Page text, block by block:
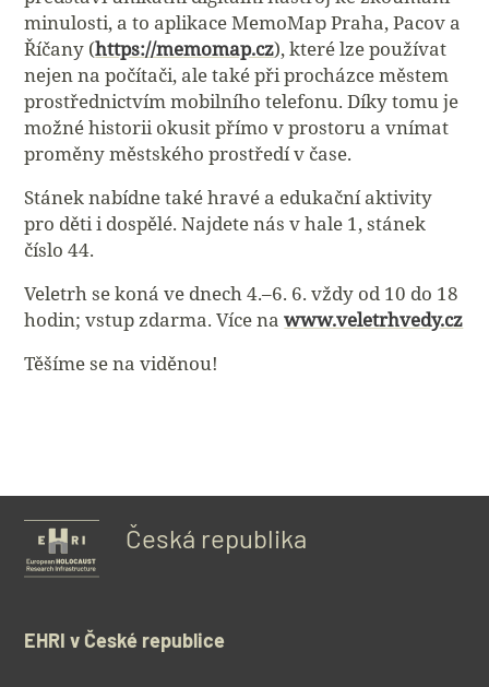
minulosti, a to aplikace MemoMap Praha, Pacov a
Říčany (https://memomap.cz), které lze používat
nejen na počítači, ale také při procházce městem
prostřednictvím mobilního telefonu. Díky tomu je
možné historii okusit přímo v prostoru a vnímat
proměny městského prostředí v čase.
Stánek nabídne také hravé a edukační aktivity
pro děti i dospělé. Najdete nás v hale 1, stánek
číslo 44.
Veletrh se koná ve dnech 4.–6. 6. vždy od 10 do 18
hodin; vstup zdarma. Více nawww.veletrhvedy.cz
Těšíme se na viděnou!
Česká republika
EHRI v České republice